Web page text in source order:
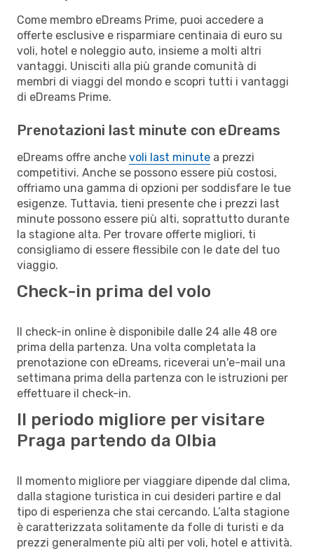
Come membro eDreams Prime, puoi accedere a
offerte esclusive e risparmiare centinaia di euro su
voli, hotel e noleggio auto, insieme a molti altri
vantaggi. Unisciti alla più grande comunità di
membri di viaggi del mondo e scopri tutti i vantaggi
di eDreams Prime.
Prenotazioni last minute con eDreams
eDreams offre anche voli last minute a prezzi
competitivi. Anche se possono essere più costosi,
offriamo una gamma di opzioni per soddisfare le tue
esigenze. Tuttavia, tieni presente che i prezzi last
minute possono essere più alti, soprattutto durante
la stagione alta. Per trovare offerte migliori, ti
consigliamo di essere flessibile con le date del tuo
viaggio.
Check-in prima del volo
Il check-in online è disponibile dalle 24 alle 48 ore
prima della partenza. Una volta completata la
prenotazione con eDreams, riceverai un'e-mail una
settimana prima della partenza con le istruzioni per
effettuare il check-in.
Il periodo migliore per visitare
Praga partendo da Olbia
Il momento migliore per viaggiare dipende dal clima,
dalla stagione turistica in cui desideri partire e dal
tipo di esperienza che stai cercando. L’alta stagione
è caratterizzata solitamente da folle di turisti e da
prezzi generalmente più alti per voli, hotel e attività.